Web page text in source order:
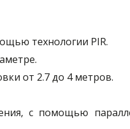
технологии PIR.
от 2.7 до 4 метров.
с помощью